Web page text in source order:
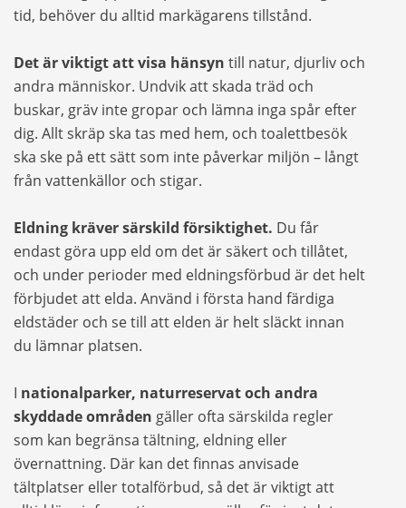
tid, behöver du alltid markägarens tillstånd.
Det är viktigt att visa hänsyn till natur, djurliv och
andra människor. Undvik att skada träd och
buskar, gräv inte gropar och lämna inga spår efter
dig. Allt skräp ska tas med hem, och toalettbesök
ska ske på ett sätt som inte påverkar miljön – långt
från vattenkällor och stigar.
Eldning kräver särskild försiktighet. Du får
endast göra upp eld om det är säkert och tillåtet,
och under perioder med eldningsförbud är det helt
förbjudet att elda. Använd i första hand färdiga
eldstäder och se till att elden är helt släckt innan
du lämnar platsen.
I nationalparker, naturreservat och andra
skyddade områden gäller ofta särskilda regler
som kan begränsa tältning, eldning eller
övernattning. Där kan det finnas anvisade
tältplatser eller totalförbud, så det är viktigt att